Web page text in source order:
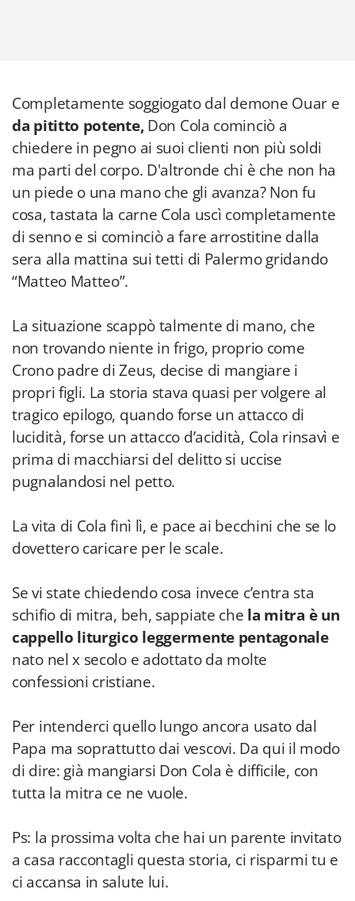
Completamente soggiogato dal demone Ouar e
da pititto potente,Don Cola cominciò a
chiedere in pegno ai suoi clienti non più soldi
ma parti del corpo. D'altronde chi è che non ha
un piede o una mano che gli avanza? Non fu
cosa, tastata la carne Cola uscì completamente
di senno e si cominciò a fare arrostitine dalla
sera alla mattina sui tetti di Palermo gridando
“Matteo Matteo”.
La situazione scappò talmente di mano, che
non trovando niente in frigo, proprio come
Crono padre di Zeus, decise di mangiare i
propri figli. La storia stava quasi per volgere al
tragico epilogo, quando forse un attacco di
lucidità, forse un attacco d’acidità, Cola rinsavì e
prima di macchiarsi del delitto si uccise
pugnalandosi nel petto.
La vita di Cola finì lì, e pace ai becchini che se lo
dovettero caricare per le scale.
Se vi state chiedendo cosa invece c’entra sta
schifio di mitra, beh, sappiate che la mitra è un
cappello liturgico leggermente pentagonale
nato nel x secolo e adottato da molte
confessioni cristiane.
Per intenderci quello lungo ancora usato dal
Papa ma soprattutto dai vescovi. Da qui il modo
di dire: già mangiarsi Don Cola è difficile, con
tutta la mitra ce ne vuole.
Ps: la prossima volta che hai un parente invitato
a casa raccontagli questa storia, ci risparmi tu e
ci accansa in salute lui.